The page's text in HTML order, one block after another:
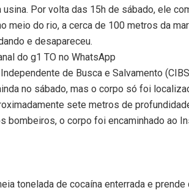
Por volta das 15h de sábado, ele
meio do rio, a cerca de 100 metros da
e desapareceu.
do g1 TO no WhatsApp
de Busca e Salvamento
no sábado, mas o corpo só foi
sete metros de
bombeiros, o corpo foi encaminhado ao
tonelada de cocaína enterrada e